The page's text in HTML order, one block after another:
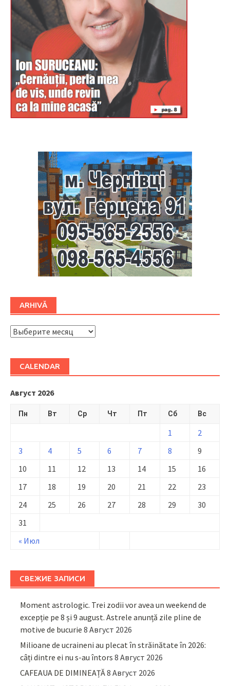
ARHIVĂ
ARHIVĂ
CALENDAR
Август 2026
Пн Вт Ср Чт Пт Сб Вс
« Июл
1
2
3
4 5 6 7 8
9
10
11 12 13 14 15
16
17
18 19 20 21 22
23
24
25 26 27 28 29
30
31
СВЕЖИЕ ЗАПИСИ
Moment astrologic. Trei zodii vor avea un weekend de
excepție pe 8 și 9 august. Astrele anunță zile pline de
motive de bucurie 8 Август 2026
Milioane de ucraineni au plecat în străinătate în 2026:
câți dintre ei nu s-au întors 8 Август 2026
CAFEAUA DE DIMINEAȚĂ8 Август 2026